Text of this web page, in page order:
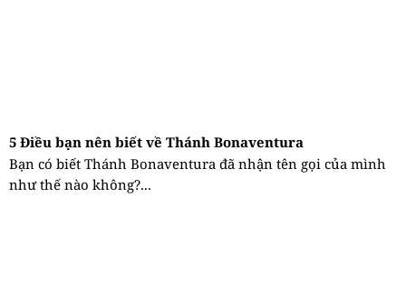
5 Điều bạn nên biết về Thánh Bonaventura
Bạn có biết Thánh Bonaventura đã nhận tên gọi của mình
như thế nào không?...